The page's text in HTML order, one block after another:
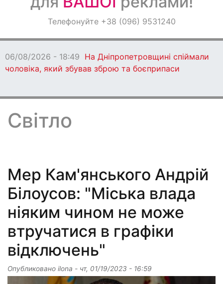
ОголошенняТелефонуйте +38 (096) 9531240
06/08/2026 - 18:49 На Дніпропетровщині спіймали
чоловіка, який збував зброю та боєприпаси
Світло
Мер Кам'янського Андрій
Білоусов: "Міська влада
ніяким чином не може
втручатися в графіки
відключень"
Опубликовано ilona - чт, 01/19/2023 - 16:59